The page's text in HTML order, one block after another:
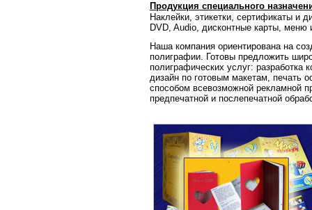
Продукция специального
Наклейки, этикетки, сертификаты и
DVD, Audio, дисконтные карты, меню
Наша компания ориентирована на
полиграфии. Готовы предложить
полиграфических услуг: разработка
дизайн по готовым макетам, печать
способом всевозможной рекламной
предпечатной и послепечатной